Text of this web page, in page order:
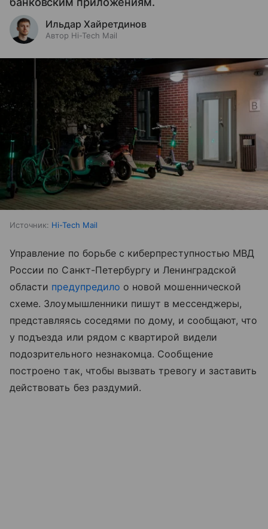
Ильдар Хайретдинов
Автор Hi-Tech Mail
Источник: Hi-Tech Mail
Управление по борьбе с киберпреступностью МВД
России по Санкт-Петербургу и Ленинградской
области предупредило о новой мошеннической
схеме. Злоумышленники пишут в мессенджеры,
представляясь соседями по дому, и сообщают, что
у подъезда или рядом с квартирой видели
подозрительного незнакомца. Сообщение
построено так, чтобы вызвать тревогу и заставить
действовать без раздумий.